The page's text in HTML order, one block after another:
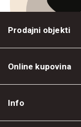
Prodajni objekti
Online kupovina
Info